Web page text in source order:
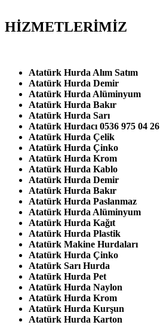
HİZMETLERİMİZ
Atatürk Hurda Alım Satım
Atatürk Hurda Demir
Atatürk Hurda Alüminyum
Atatürk Hurda Bakır
Atatürk Hurda Sarı
Atatürk Hurdacı 0536 975 04 26
Atatürk Hurda Çelik
Atatürk Hurda Çinko
Atatürk Hurda Krom
Atatürk Hurda Kablo
Atatürk Hurda Demir
Atatürk Hurda Bakır
Atatürk Hurda Paslanmaz
Atatürk Hurda Alüminyum
Atatürk Hurda Kağıt
Atatürk Hurda Plastik
Atatürk Makine Hurdaları
Atatürk Hurda Çinko
Atatürk Sarı Hurda
Atatürk Hurda Pet
Atatürk Hurda Naylon
Atatürk Hurda Krom
Atatürk Hurda Kurşun
Atatürk Hurda Karton